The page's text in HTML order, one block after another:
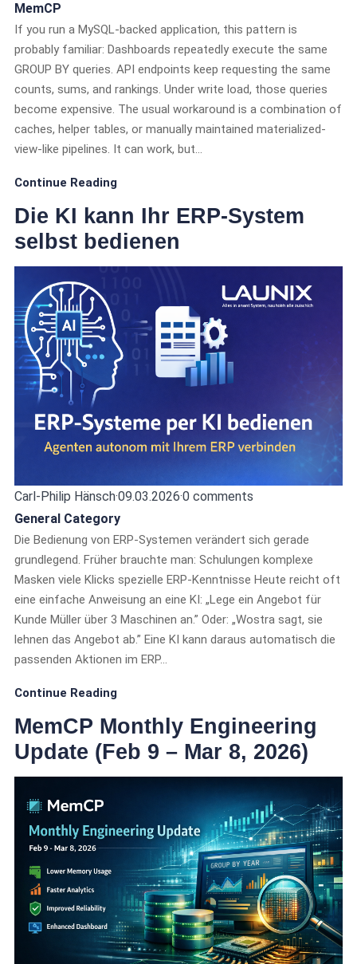
MemCP
If you run a MySQL-backed application, this pattern is
probably familiar: Dashboards repeatedly execute the same
GROUP BY queries. API endpoints keep requesting the same
counts, sums, and rankings. Under write load, those queries
become expensive. The usual workaround is a combination of
caches, helper tables, or manually maintained materialized-
view-like pipelines. It can work, but…
Continue Reading
Die KI kann Ihr ERP-System
selbst bedienen
Carl-Philip Hänsch·09.03.2026·0 comments
General Category
Die Bedienung von ERP-Systemen verändert sich gerade
grundlegend. Früher brauchte man: Schulungen komplexe
Masken viele Klicks spezielle ERP-Kenntnisse Heute reicht oft
eine einfache Anweisung an eine KI: „Lege ein Angebot für
Kunde Müller über 3 Maschinen an.” Oder: „Wostra sagt, sie
lehnen das Angebot ab.” Eine KI kann daraus automatisch die
passenden Aktionen im ERP…
Continue Reading
MemCP Monthly Engineering
Update (Feb 9 – Mar 8, 2026)